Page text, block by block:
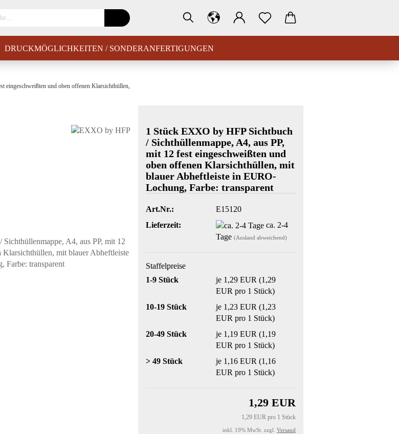
DRUCKMÖGLICHKEITEN / SONDERANFERTIGUNGEN
eingeschweißten und oben offenen Klarsichthüllen,
1 Stück EXXO by HFP Sichtbuch
/ Sichthüllenmappe, A4, aus PP,
mit 12 fest eingeschweißten und
oben offenen Klarsichthüllen, mit
blauer Abheftleiste in EURO-
Lochung, Farbe: transparent
Art.Nr.:
E15120
Lieferzeit:
ca. 2-4
Tage (Ausland abweichend)
Staffelpreise
1-9 Stück
je 1,29 EUR (1,29
EUR pro 1 Stück)
10-19 Stück
je 1,23 EUR (1,23
EUR pro 1 Stück)
20-49 Stück
je 1,19 EUR (1,19
EUR pro 1 Stück)
> 49 Stück
je 1,16 EUR (1,16
EUR pro 1 Stück)
1,29 EUR
1,29 EUR pro 1 Stück
inkl. 19% MwSt. zzgl. Versand